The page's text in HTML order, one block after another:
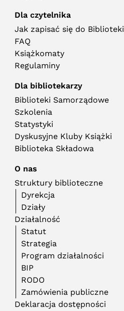
Dla czytelnika
Jak zapisać się do Biblioteki
FAQ
Książkomaty
Regulaminy
Dla bibliotekarzy
Biblioteki Samorządowe
Szkolenia
Statystyki
Dyskusyjne Kluby Książki
Biblioteka Składowa
O nas
Struktury biblioteczne
Dyrekcja
Działy
Działalność
Statut
Strategia
Program działalności
BIP
RODO
Zamówienia publiczne
Deklaracja dostępności